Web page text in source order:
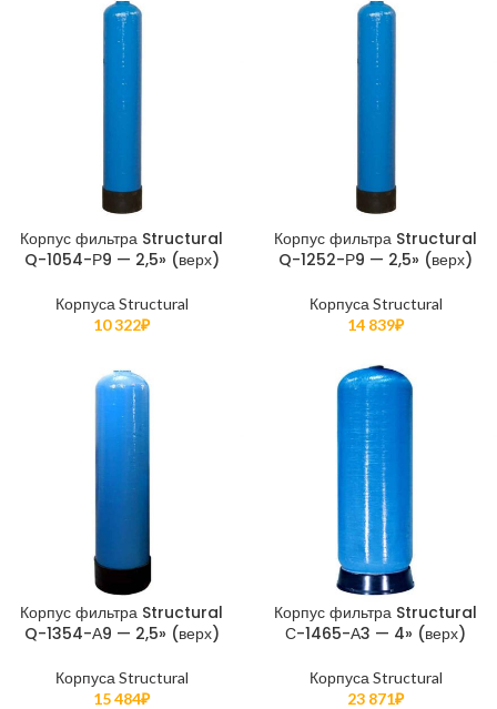
Корпус фильтра Structural
Q-1054-Р9 — 2,5» (верх)
Корпуса Structural
10 322₽
Корпус фильтра Structural
Q-1252-Р9 — 2,5» (верх)
Корпуса Structural
14 839₽
Корпус фильтра Structural
Q-1354-А9 — 2,5» (верх)
Корпуса Structural
15 484₽
Корпус фильтра Structural
С-1465-А3 — 4» (верх)
Корпуса Structural
23 871₽